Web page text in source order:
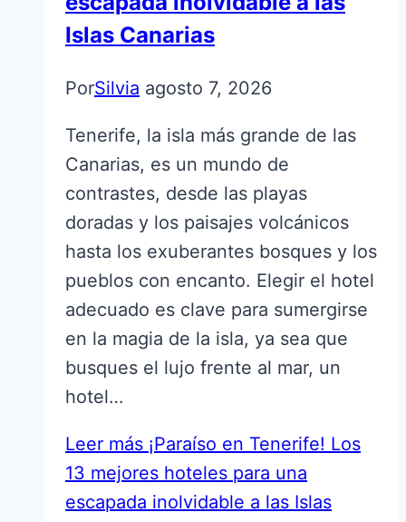
Islas Canarias
PorSilvia agosto 7, 2026
Tenerife, la isla más grande de las
Canarias, es un mundo de
contrastes, desde las playas
doradas y los paisajes volcánicos
hasta los exuberantes bosques y los
pueblos con encanto. Elegir el hotel
adecuado es clave para sumergirse
en la magia de la isla, ya sea que
busques el lujo frente al mar, un
hotel…
Leer más ¡Paraíso en Tenerife! Los
13 mejores hoteles para una
escapada inolvidable a las Islas